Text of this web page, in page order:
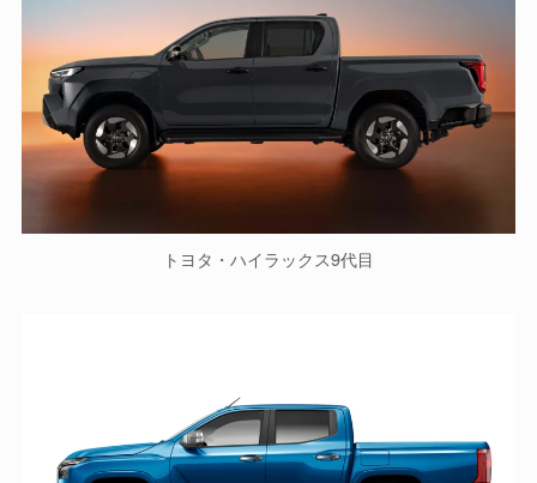
トヨタ・ハイラックス9代目